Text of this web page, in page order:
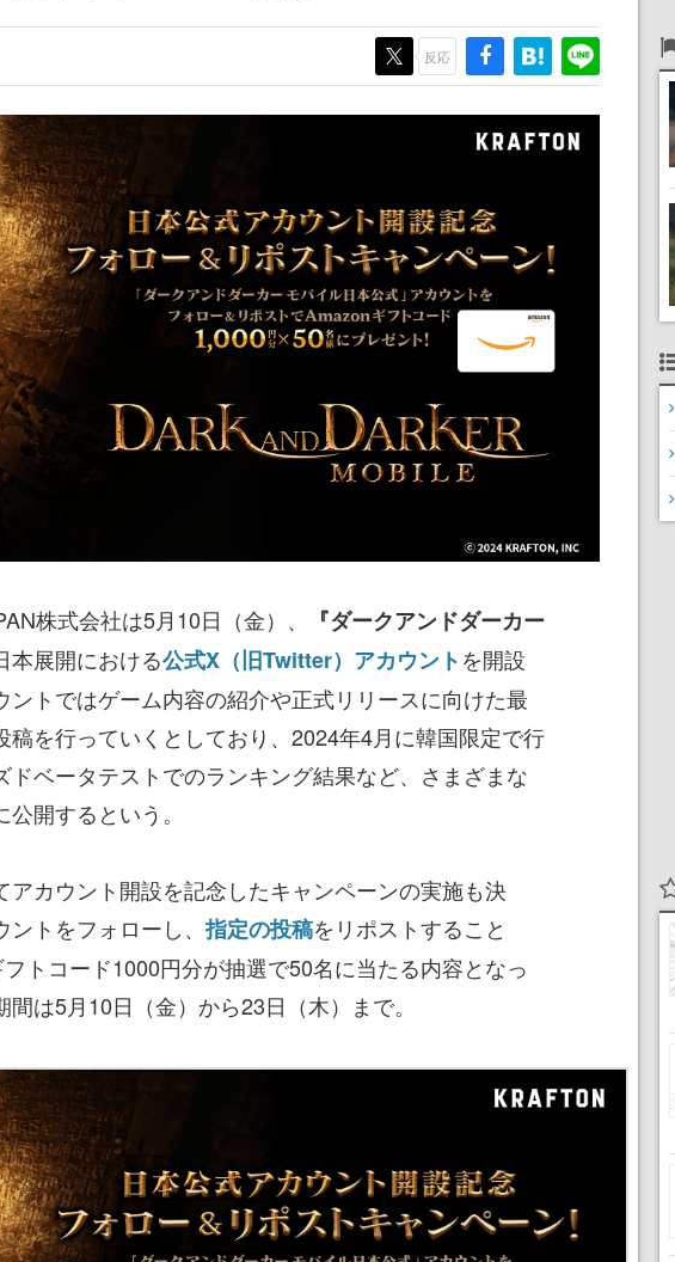
反応
株式会社は5月10日（金）、
『ダークアンドダーカー
本展開における公式X（旧Twitter）アカウントを開設
ントではゲーム内容の紹介や正式リリースに向けた最
稿を行っていくとしており、2024年4月に韓国限定で行
ドベータテストでのランキング結果など、さまざまな
開するという。
アカウント開設を記念したキャンペーンの実施も決
ントをフォローし、指定の投稿をリポストすること
トコード1000円分が抽選で50名に当たる内容となっ
間は5月10日（金）から23日（木）まで。